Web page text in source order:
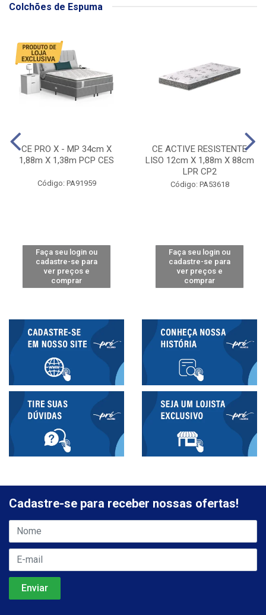
Colchões de Espuma
CE PRO X - MP 34cm X
1,88m X 1,38m PCP CES
Código: PA91959
Faça seu login ou
cadastre-se para
ver preços e
comprar
CE ACTIVE RESISTENTE
LISO 12cm X 1,88m X 88cm
LPR CP2
Código: PA53618
Faça seu login ou
cadastre-se para
ver preços e
comprar
Cadastre-se para receber nossas ofertas!